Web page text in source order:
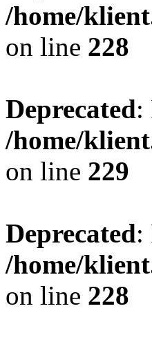
/home/
on line 228
Deprecated:
/home/
on line 229
Deprecated:
/home/
on line 228